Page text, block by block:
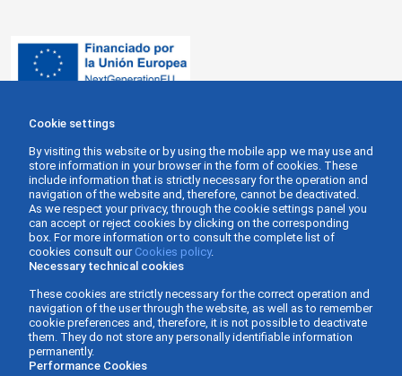
Cookie settings
By visiting this website or by using the mobile app we may use and
store information in your browser in the form of cookies. These
include information that is strictly necessary for the operation and
navigation of the website and, therefore, cannot be deactivated.
As we respect your privacy, through the cookie settings panel you
can accept or reject cookies by clicking on the corresponding
box. For more information or to consult the complete list of
cookies consult our Cookies policy.
Necessary technical cookies
These cookies are strictly necessary for the correct operation and
navigation of the user through the website, as well as to remember
cookie preferences and, therefore, it is not possible to deactivate
them. They do not store any personally identifiable information
permanently.
Performance Cookies